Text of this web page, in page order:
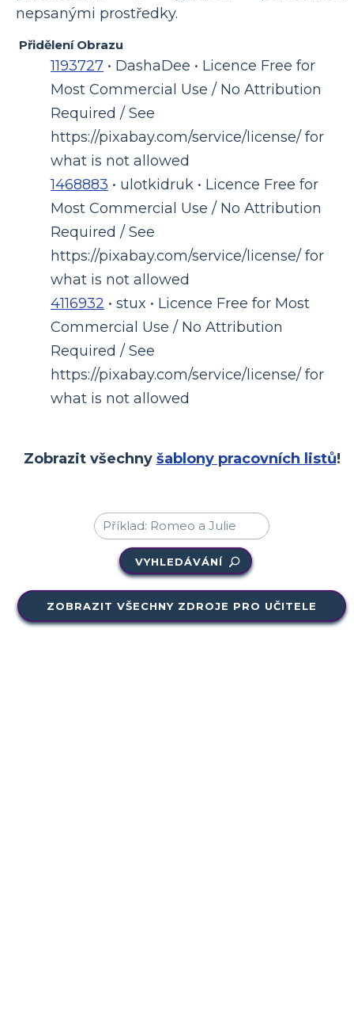
nepsanými prostředky.
Přidělení Obrazu
1193727 • DashaDee • Licence Free for
Most Commercial Use / No Attribution
Required / See
https://pixabay.com/service/license/ for
what is not allowed
1468883 • ulotkidruk • Licence Free for
Most Commercial Use / No Attribution
Required / See
https://pixabay.com/service/license/ for
what is not allowed
4116932 • stux • Licence Free for Most
Commercial Use / No Attribution
Required / See
https://pixabay.com/service/license/ for
what is not allowed
Zobrazit všechny šablony pracovních listů!
VYHLEDÁVÁNÍ
ZOBRAZIT VŠECHNY ZDROJE PRO UČITELE